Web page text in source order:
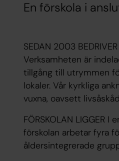
En förskola i
SEDAN 2003
Verksamheten är
tillgång till utrymmen
lokaler. Vår kyrkliga
vuxna, oavsett
FÖRSKOLAN LIGGER
förskolan arbetar fyra
åldersintegrerade